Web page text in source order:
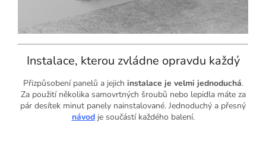
Instalace, kterou zvládne opravdu každý
Přizpůsobení panelů a jejich instalace je velmi jednoduchá.
Za použití několika samovrtných šroubů nebo lepidla máte za
pár desítek minut panely nainstalované. Jednoduchý a přesný
návodje součástí každého balení.